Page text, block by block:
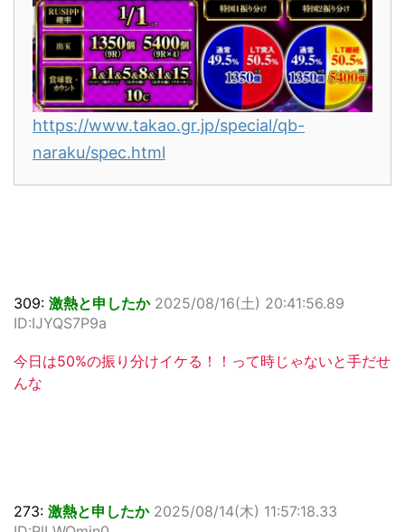
https://www.takao.gr.jp/special/qb-
naraku/spec.html
309: 激熱と申したか 2025/08/16(土) 20:41:56.89
ID:IJYQS7P9a
今日は50%の振り分けイケる！！って時じゃないと手だせ
んな
273: 激熱と申したか 2025/08/14(木) 11:57:18.33